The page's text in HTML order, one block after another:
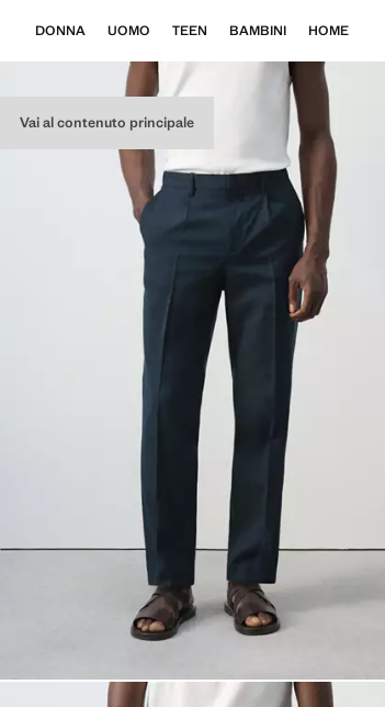
Vai al contenuto principale
DONNA UOMO TEEN BAMBINI HOME